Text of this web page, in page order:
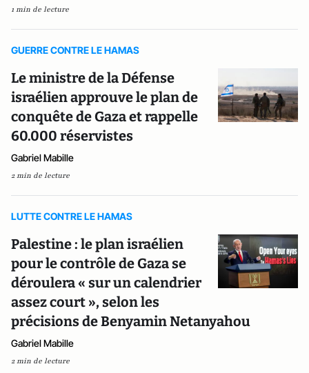
1 min de lecture
GUERRE CONTRE LE HAMAS
Le ministre de la Défense
israélien approuve le plan de
conquête de Gaza et rappelle
60.000 réservistes
Gabriel Mabille
2 min de lecture
LUTTE CONTRE LE HAMAS
Palestine : le plan israélien
pour le contrôle de Gaza se
déroulera « sur un calendrier
assez court », selon les
précisions de Benyamin Netanyahou
Gabriel Mabille
2 min de lecture